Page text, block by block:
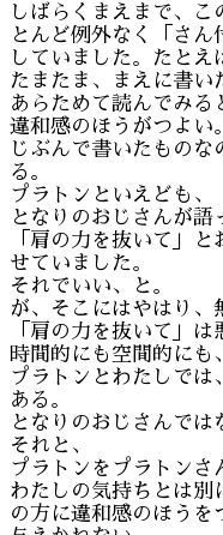
しばらくまえまで、
とんど例外なく「さん
していました。たとえ
たまたま、まえに書い
あらためて読んでみる
違和感のほうがつよい。
じぶんで書いたもの
る。
プラトンといえども、
となりのおじさんが語
「肩の力を抜いて」
せていました。
それでいい、と。
が、そこにはやはり、
「肩の力を抜いて」は
時間的にも空間的にも、
プラトンとわたしでは
ある。
となりのおじさんでは
それと、
プラトンをプラトンさ
わたしの気持ちとは別
の方に違和感のほうを